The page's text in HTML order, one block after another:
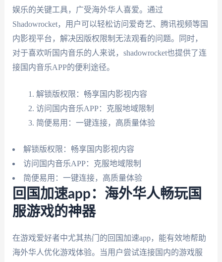
娱乐的关键工具，广受海外华人喜爱。通过
Shadowrocket，用户可以轻松访问爱奇艺、腾讯视频等国
内影视平台，解决因版权限制无法观看的问题。同时，
对于喜欢听国内音乐的人来说，shadowrocket也提供了连
接国内音乐APP的便利途径。
解锁版权限：畅享国内影视内容
访问国内音乐APP：克服地域限制
简便易用：一键连接，高质量体验
解锁版权限：畅享国内影视内容
访问国内音乐APP：克服地域限制
简便易用：一键连接，高质量体验
回国加速app：海外华人畅玩国
服游戏的神器
在游戏爱好者中尤其热门的回国加速app，能有效地帮助
海外华人优化游戏体验。当用户尝试连接国内的游戏服